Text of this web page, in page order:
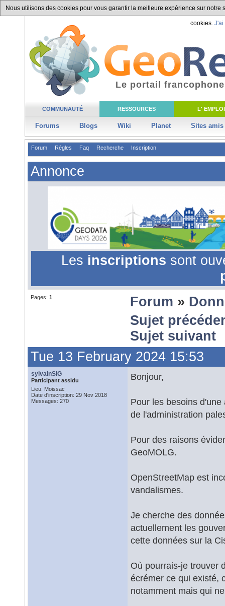
Nous utilisons des cookies pour vous garantir la meilleure expérience sur
cookies. J'ai
COMMUNAUTÉ RESSOURCES L' EMPLOI
Forums Blogs Wiki Planet Sites amis
Le portail
Forum Règles Faq Recherche Inscription
Annonce
Les inscriptions sont
Pages: 1 Forum »
Sujet
Sujet suivant
Tue 13 February 2024 15:53
sylvainSIG
Participant assidu
Lieu: Moissac
Date d'inscription: 29 Nov 2018
Messages: 270
Bonjour,
Pour les besoins
de l'administration
Pour des raisons
GeoMOLG.
OpenStreetMap est
vandalismes.
Je cherche des
actuellement les
cette données sur la
Où pourrais-je trouver
écrémer ce qui existé,
notamment mais qui